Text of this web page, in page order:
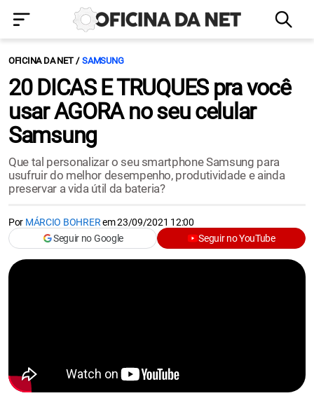
OFICINA DA NET SAMSUNG
20 DICAS E TRUQUES pra você
usar AGORA no seu celular
Samsung
Que tal personalizar o seu smartphone Samsung para
usufruir do melhor desempenho, produtividade e ainda
preservar a vida útil da bateria?
Por MÁRCIO BOHRERem23/09/2021 12:00
Seguir no Google
Seguir no YouTube